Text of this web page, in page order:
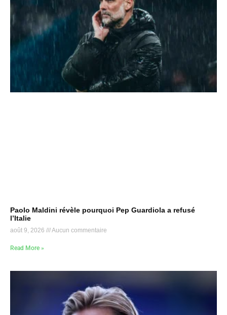
Paolo Maldini révèle pourquoi Pep Guardiola a refusé
l’Italie
août 9, 2026 Aucun commentaire
Read More »